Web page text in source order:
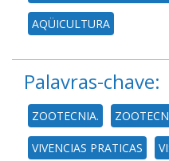
AQÜICULTURA
Palavras-chave:
ZOOTECNIA.
VIVENCIAS PRATICAS